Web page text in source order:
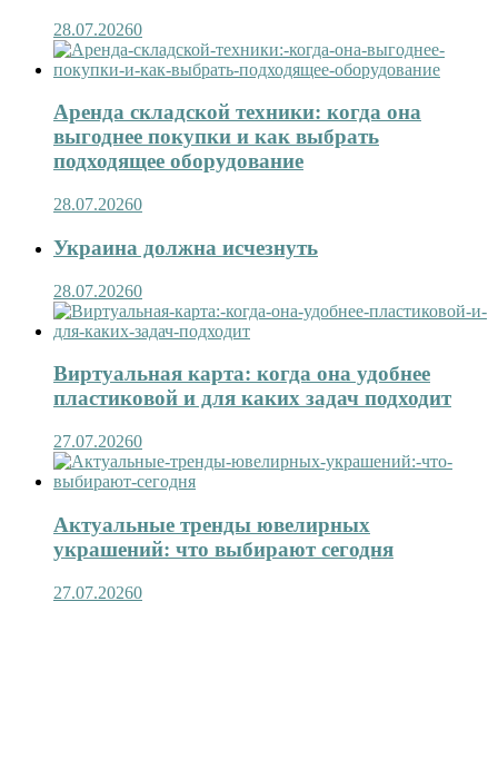
28.07.20260
Аренда складской техники: когда она
выгоднее покупки и как выбрать
подходящее оборудование
28.07.20260
Украина должна исчезнуть
28.07.20260
Виртуальная карта: когда она удобнее
пластиковой и для каких задач подходит
27.07.20260
Актуальные тренды ювелирных
украшений: что выбирают сегодня
27.07.20260